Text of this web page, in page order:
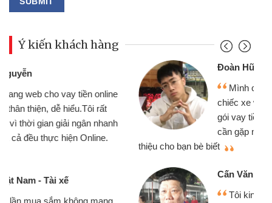
Ý kiến khách hàng
Đoàn Hữu Cảnh
Mình cần tiền gấp nên định cầm cố
chiếc xe wave nhưng thật may đã có
gói vay tiền bằng CMND online không
cần gặp mặt nên rất tiện lợi, sẽ giới
Cấn Văn Lực - Tạp hóa
Tôi kinh doanh buôn bán nhỏ lẻ